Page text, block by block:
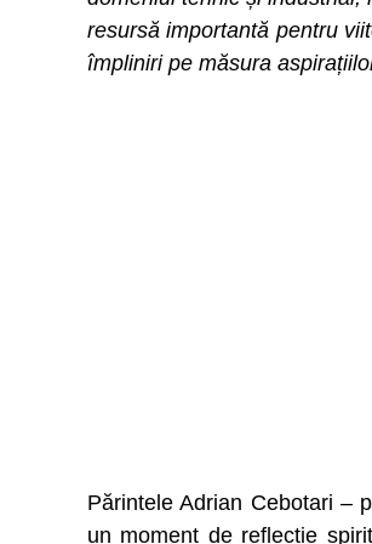
resursă importantă pentru
împliniri pe măsura
Părintele Adrian Cebotari –
un moment de reflecție